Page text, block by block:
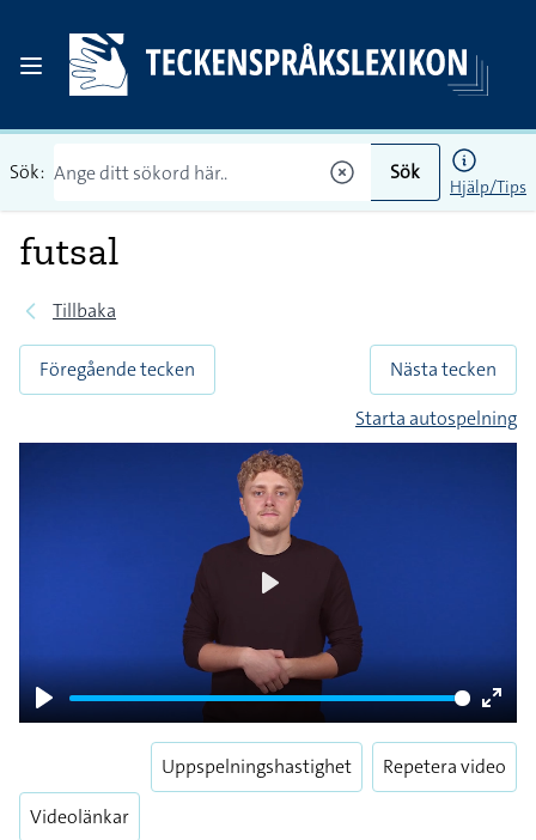
Sök: Sök
Hjälp/Tips
futsal
Tillbaka
Föregående tecken
Nästa tecken
Starta autospelning
Play
Enter
Videolänkar
Uppspelningshastighet Repetera video